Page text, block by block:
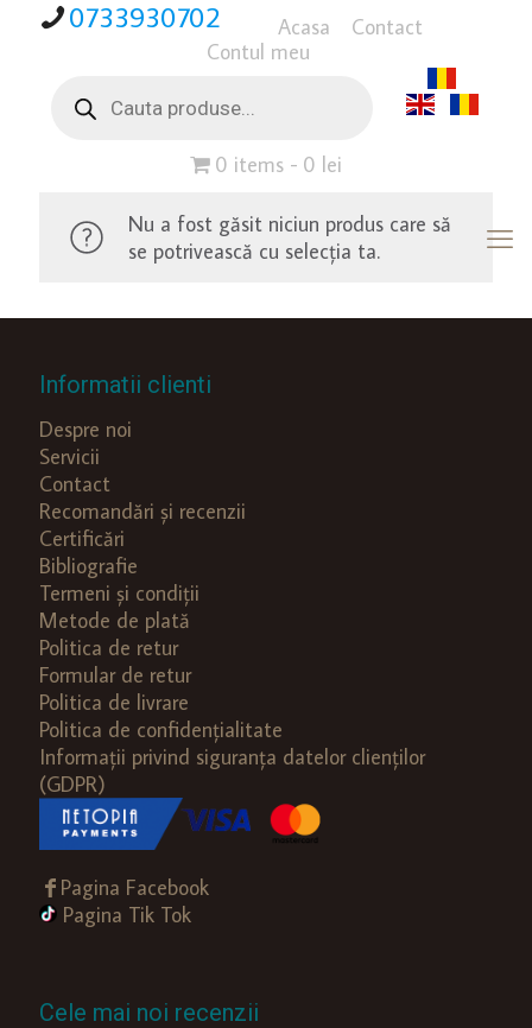
0733930702 Acasa
Contact
Contul meu
search
0 items 0 lei
Nu a fost găsit niciun produs care să
se potrivească cu selecția ta.
Informatii clienti
Despre noi
Servicii
Contact
Recomandări și recenzii
Certificări
Bibliografie
Termeni și condiții
Metode de plată
Politica de retur
Formular de retur
Politica de livrare
Politica de confidențialitate
Informații privind siguranța datelor clienților
(GDPR)
Pagina Facebook
Pagina Tik Tok
Cele mai noi recenzii